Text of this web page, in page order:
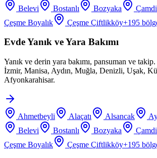
Belevi Bostanlı Bozyaka
Çeşme Boyalık
Çeşme Çiftlikköy+195
Evde Yanık ve Yara Bakımı
Yanık ve derin yara bakımı, pansuman ve
İzmir, Manisa, Aydın, Muğla, Denizli, Uşak,
Afyonkarahisar.
Ahmetbeyli Alaçatı Alsancak
Belevi
Bostanlı Bozyaka
Çeşme Boyalık
Çeşme Çiftlikköy+195